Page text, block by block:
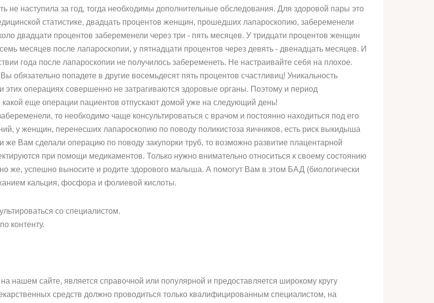
наступила за год, тогда необходимы дополнительные обследования. Для здоровой пары это
статистике, двадцать процентов женщин, прошедших лапароскопию, забеременели
двадцати процентов забеременели через три - пять месяцев. У тридцати процентов женщин
месяцев после лапароскопии, у пятнадцати процентов через девять - двенадцать месяцев. И
года после лапароскопии не получилось забеременеть. Не настраивайте себя на плохое.
обязательно попадете в другие восемьдесят пять процентов счастливиц! Уникальность
этих операциях совершенно не затрагиваются здоровые органы. Поэтому и период
какой еще операции пациентов отпускают домой уже на следующий день!
то необходимо чаще консультироваться с врачом и постоянно находиться под его
у женщин, перенесших лапароскопию по поводу поликистоза яичников, есть риск выкидыша
же Вам сделали операцию по поводу закупорки труб, то возможно развитие плацентарной
при помощи медикаментов. Только нужно внимательно относиться к своему состоянию
же, успешно выносите и родите здорового малыша. А помогут Вам в этом БАД (биологически
кальция, фосфора и фолиевой кислоты.
со специалистом.
контенту.
сайте, является справочной или популярной и предоставляется широкому кругу
средств должно проводиться только квалифицированным специалистом, на